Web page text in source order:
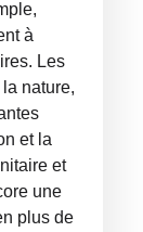
à
Les
nature,
et la
et
une
plus de